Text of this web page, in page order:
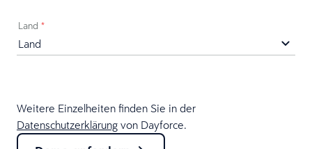
Land *
Weitere Einzelheiten finden Sie in der
Datenschutzerklärung von Dayforce.